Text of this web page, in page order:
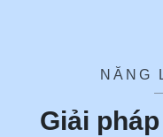
NĂNG
Giải